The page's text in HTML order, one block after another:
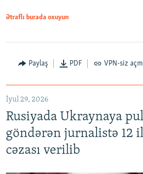
Ətraflı burada oxuyun
Paylaş PDF VPN-siz
İyul 29, 2026
Rusiyada Ukraynaya pul
göndərən jurnalistə 12
cəzası verilib